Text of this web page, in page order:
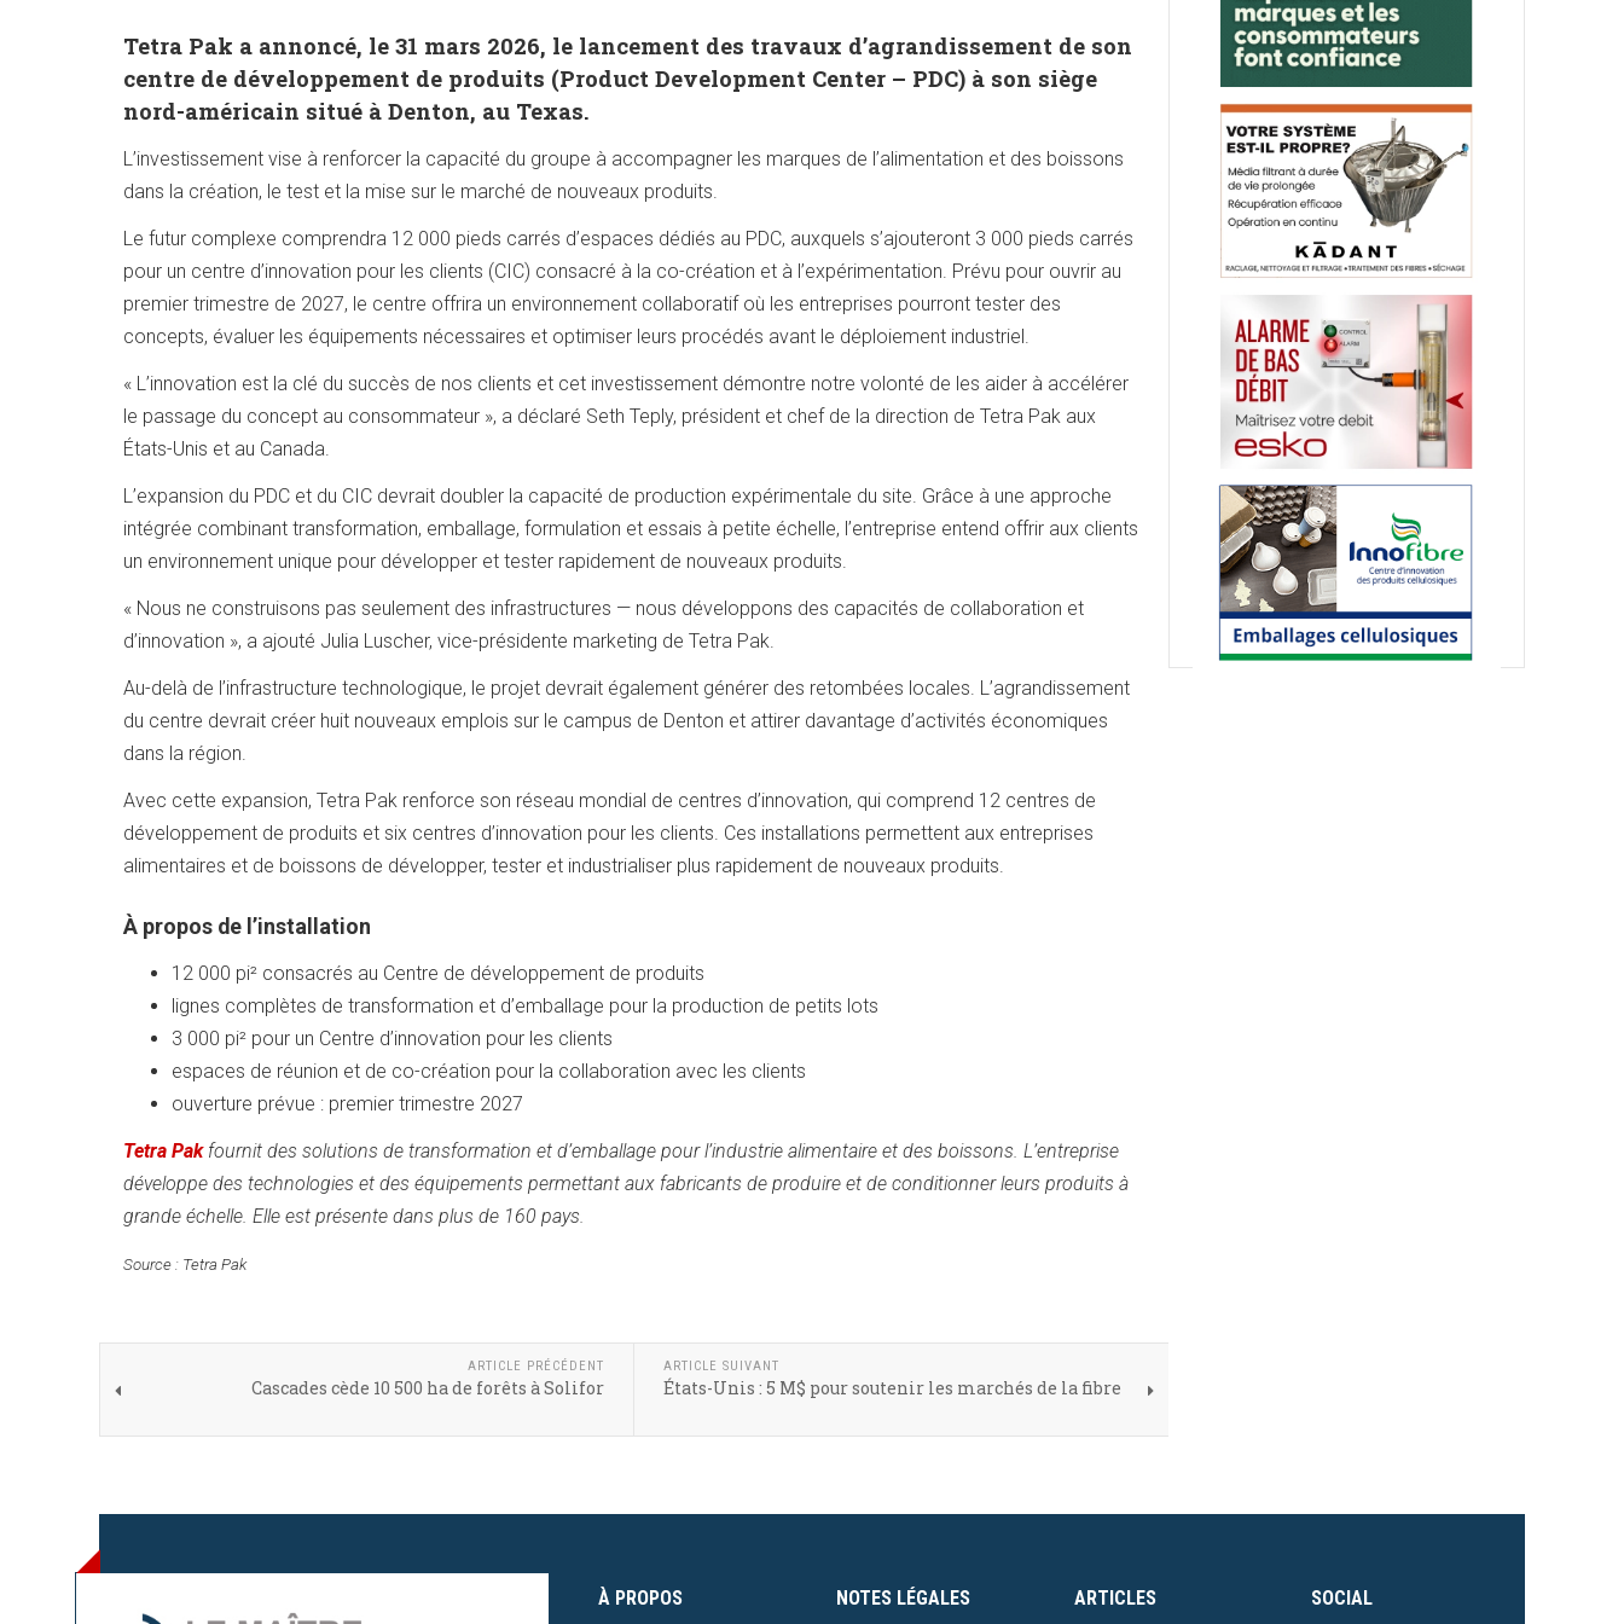
Tetra Pak a annoncé, le 31 mars 2026, le lancement des travaux d’agrandissement de son
centre de développement de produits (Product Development Center – PDC) à son siège
nord-américain situé à Denton, au Texas.
L’investissement vise à renforcer la capacité du groupe à accompagner les marques de l’alimentation et des boissons
dans la création, le test et la mise sur le marché de nouveaux produits.
Le futur complexe comprendra 12 000 pieds carrés d’espaces dédiés au PDC, auxquels s’ajouteront 3 000 pieds carrés
pour un centre d’innovation pour les clients (CIC) consacré à la co-création et à l’expérimentation. Prévu pour ouvrir au
premier trimestre de 2027, le centre offrira un environnement collaboratif où les entreprises pourront tester des
concepts, évaluer les équipements nécessaires et optimiser leurs procédés avant le déploiement industriel.
« L’innovation est la clé du succès de nos clients et cet investissement démontre notre volonté de les aider à accélérer
le passage du concept au consommateur », a déclaré Seth Teply, président et chef de la direction de Tetra Pak aux
États-Unis et au Canada.
L’expansion du PDC et du CIC devrait doubler la capacité de production expérimentale du site. Grâce à une approche
intégrée combinant transformation, emballage, formulation et essais à petite échelle, l’entreprise entend offrir aux clients
un environnement unique pour développer et tester rapidement de nouveaux produits.
« Nous ne construisons pas seulement des infrastructures — nous développons des capacités de collaboration et
d’innovation », a ajouté Julia Luscher, vice-présidente marketing de Tetra Pak.
Au-delà de l’infrastructure technologique, le projet devrait également générer des retombées locales. L’agrandissement
du centre devrait créer huit nouveaux emplois sur le campus de Denton et attirer davantage d’activités économiques
dans la région.
Avec cette expansion, Tetra Pak renforce son réseau mondial de centres d’innovation, qui comprend 12 centres de
développement de produits et six centres d’innovation pour les clients. Ces installations permettent aux entreprises
alimentaires et de boissons de développer, tester et industrialiser plus rapidement de nouveaux produits.
À propos de l’installation
12 000 pi² consacrés au Centre de développement de produits
lignes complètes de transformation et d’emballage pour la production de petits lots
3 000 pi² pour un Centre d’innovation pour les clients
espaces de réunion et de co-création pour la collaboration avec les clients
ouverture prévue : premier trimestre 2027
Tetra Pakfournit des solutions de transformation et d’emballage pour l’industrie alimentaire et des boissons. L’entreprise
développe des technologies et des équipements permettant aux fabricants de produire et de conditionner leurs produits à
grande échelle. Elle est présente dans plus de 160 pays.
Source : Tetra Pak
ARTICLE PRÉCÉDENT
Cascades cède 10 500 ha de forêts à Solifor
ARTICLE SUIVANT
États-Unis : 5 M$ pour soutenir les marchés de la fibre
À PROPOS NOTES LÉGALES ARTICLES SOCIAL